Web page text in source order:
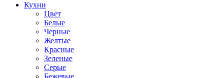
Кухни
Цвет
Белые
Черные
Желтые
Красные
Зеленые
Серые
Бежевые